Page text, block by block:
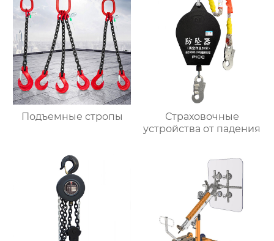
Подъемные стропы
Страховочные
устройства от падения